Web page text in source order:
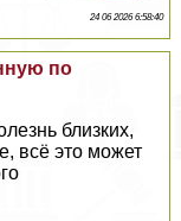
24 06 2026 6:58:40
по
близких,
всё это может